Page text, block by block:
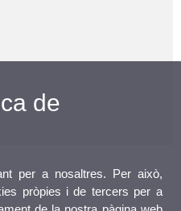
de
per a nosaltres. Per això,
pròpies i de tercers per a